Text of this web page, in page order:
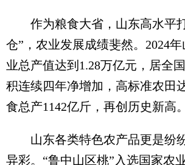
作为粮食大省，山东高水平
仓”，农业发展成绩斐然。2024
业总产值达到1.28万亿元，居全
积连续四年净增加，高标准农田
食总产1142亿斤，再创历史新高。
山东各类特色农产品更是纷纷
异彩。“鲁中山区桃”入选国家农